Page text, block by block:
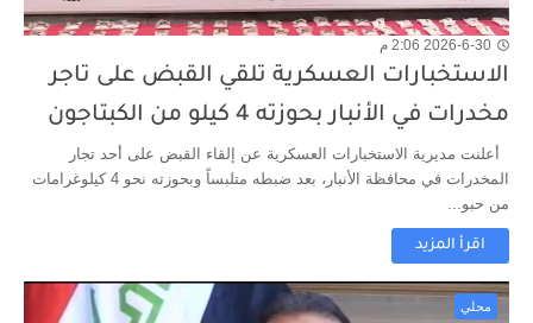
2026-6-30 2:06 م
الاستخبارات العسكرية تلقي القبض على تاجر
مخدرات في الأنبار بحوزته 4 كيلو من الكبتاجون
أعلنت مديرية الاستخبارات العسكرية عن إلقاء القبض على أحد تجار
المخدرات في محافظة الأنبار، بعد ضبطه متلبساً وبحوزته نحو 4 كيلوغرامات
من حبو...
اقرأ المزيد
محلي